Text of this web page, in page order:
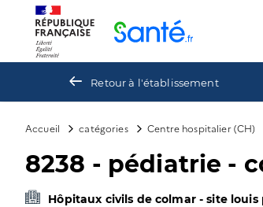
Retour à l'établissement
Accueil catégories Centre hospitalier (CH)
8238 - pédiatrie -
Hôpitaux civils de colmar - site louis
Panneau de gestion des cookies